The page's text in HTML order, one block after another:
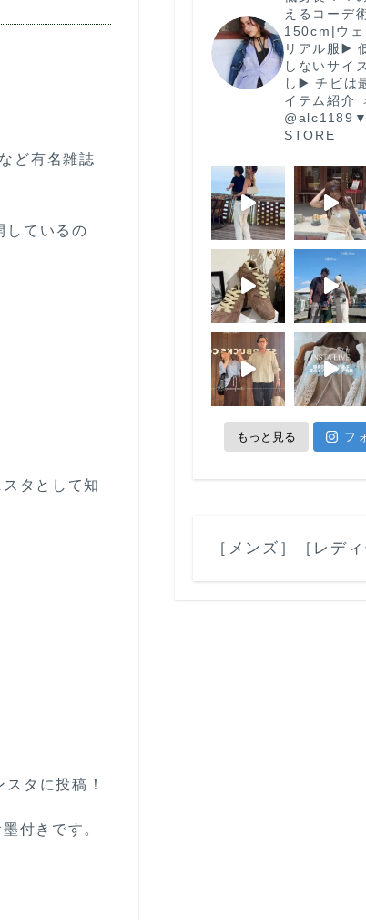
など有名雑誌
しているの
タとして知
タに投稿！
付きです。
えるコーデ
150cm|ウェ
リアル服▶️
しないサイ
し ▶️ チビは
イテム紹介
@alc1189
STORE
もっと見る フ
［メンズ］ ［レデ